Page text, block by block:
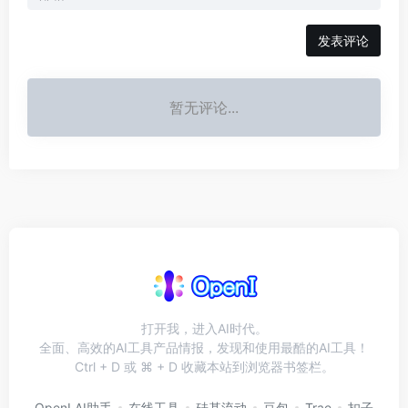
发表评论
暂无评论...
打开我，进入AI时代。
全面、高效的AI工具产品情报，发现和使用最酷的AI工具！
Ctrl + D 或 ⌘ + D 收藏本站到浏览器书签栏。